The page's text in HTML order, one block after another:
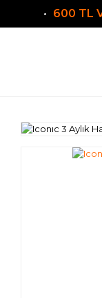
600 TL